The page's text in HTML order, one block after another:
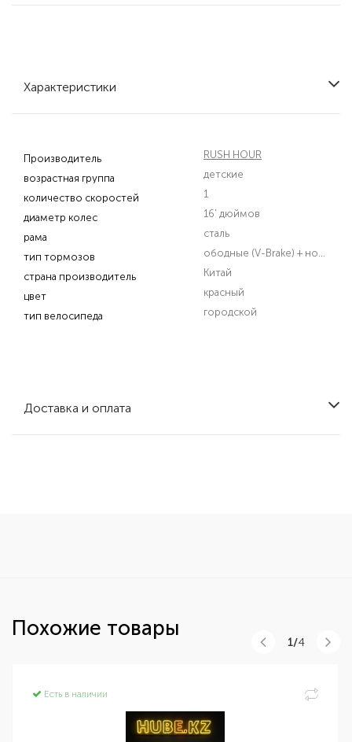
Характеристики
Производитель
RUSH HOUR
возрастная группа
детские
количество скоростей
1
диаметр колес
16' дюймов
рама
сталь
тип тормозов
ободные (V-Brake) + ножной
страна производитель
Китай
цвет
красный
тип велосипеда
городской
Доставка и оплата
Похожие товары
Есть в наличии
1/4